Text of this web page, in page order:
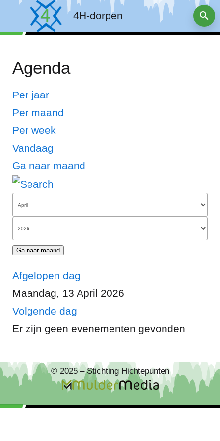
4H-dorpen
Agenda
Per jaar
Per maand
Per week
Vandaag
Ga naar maand
Ga naar maand
Afgelopen dag
Maandag, 13 April 2026
Volgende dag
Er zijn geen evenementen gevonden
© 2025 – Stichting Hichtepunten